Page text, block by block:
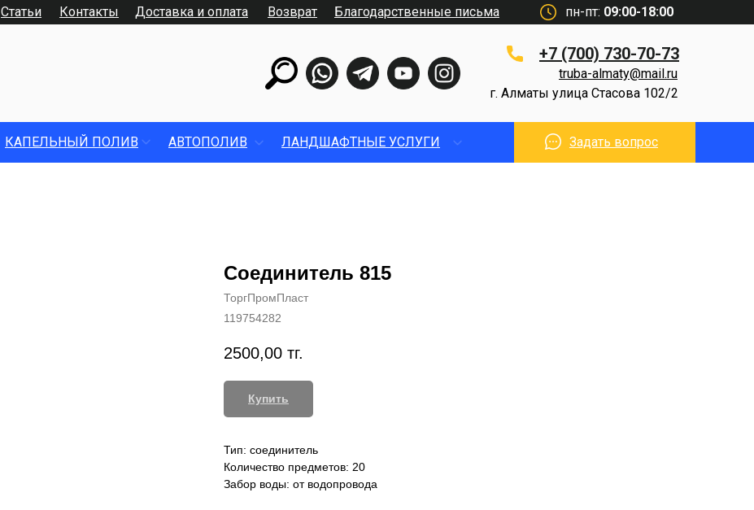
Доставка и оплата
Контакты
Статьи пн-пт: 09:00-18:00
+7 (700) 730-70-73
г. Алматы улица Стасова 102/2
truba-almaty@mail.ru
Возврат Благодарственные письма
КАПЕЛЬНЫЙ ПОЛИВ АВТОПОЛИВ ЛАНДШАФТНЫЕ УСЛУГИ Задать вопрос
Соединитель 815
ТоргПромПласт
119754282
2500,00 тг.
Купить
Тип: соединитель
Количество предметов: 20
Забор воды: от водопровода